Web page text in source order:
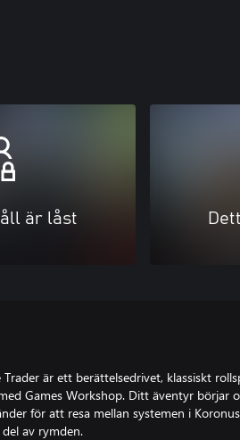
är låst
är ett berättelsedrivet, klassiskt
Games Workshop. Ditt äventyr börjar
för att resa mellan systemen i
av rymden.